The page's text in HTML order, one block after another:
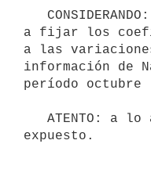
a fijar los
a las
información de
período octubre
expuesto.